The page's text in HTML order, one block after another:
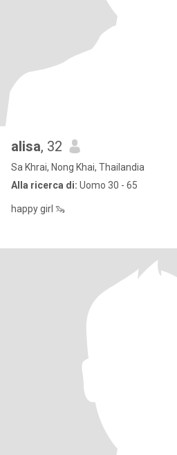
alisa, 32
Sa Khrai, Nong Khai, Thailandia
Alla ricerca di: Uomo 30 - 65
happy girl 🦦